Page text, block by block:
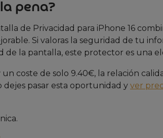
pena?
de Privacidad para iPhone 16
Si valoras la seguridad de tu
de la pantalla, este protector es una
coste de solo 9.40€, la relación
pasar esta oportunidad y ver